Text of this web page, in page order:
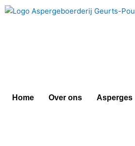
Doorgaan
naar
Home Over ons Asperges